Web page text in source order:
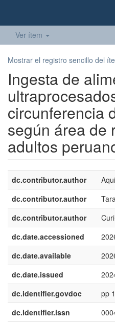
Ver ítem
Mostrar el registro sencillo del
Ingesta de
circunferencia
según área de
adultos
dc.contributor.author
dc.contributor.author
dc.contributor.author
dc.date.accessioned
dc.date.available
dc.date.issued
dc.identifier.govdoc
pp
dc.identifier.issn